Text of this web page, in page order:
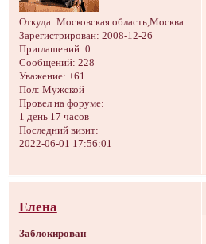
Откуда: Московская область,Москва
Зарегистрирован: 2008-12-26
Приглашений: 0
Сообщений: 228
Уважение: +61
Пол: Мужской
Провел на форуме:
1 день 17 часов
Последний визит:
2022-06-01 17:56:01
Елена
Заблокирован